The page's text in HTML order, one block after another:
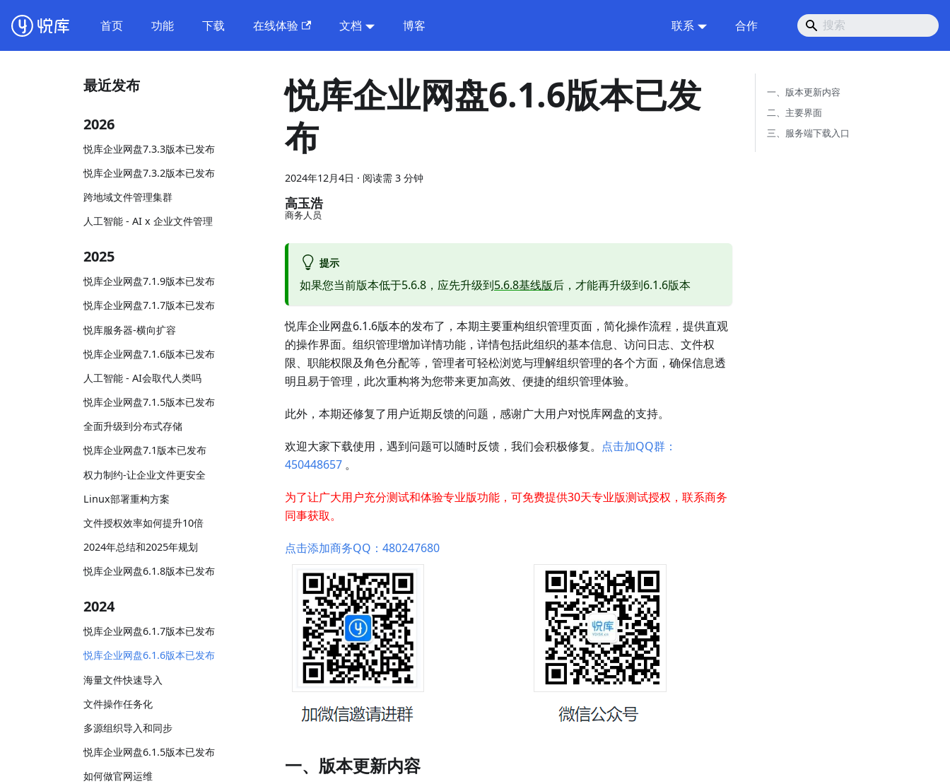
首页 功能 下载 在线体验 文档 博客 联系 合作
最近发布
2026
悦库企业网盘7.3.3版本已发布
悦库企业网盘7.3.2版本已发布
跨地域文件管理集群
人工智能 - AI x 企业文件管理
2025
悦库企业网盘7.1.9版本已发布
悦库企业网盘7.1.7版本已发布
悦库服务器-横向扩容
悦库企业网盘7.1.6版本已发布
人工智能 - AI会取代人类吗
悦库企业网盘7.1.5版本已发布
全面升级到分布式存储
悦库企业网盘7.1版本已发布
权力制约-让企业文件更安全
Linux部署重构方案
文件授权效率如何提升10倍
2024年总结和2025年规划
悦库企业网盘6.1.8版本已发布
2024
悦库企业网盘6.1.7版本已发布
悦库企业网盘6.1.6版本已发布
海量文件快速导入
文件操作任务化
多源组织导入和同步
悦库企业网盘6.1.5版本已发布
如何做官网运维
悦库企业网盘6.1.6版本已发
布
2024年12月4日 · 阅读需 3 分钟
高玉浩
商务人员
提示
如果您当前版本低于5.6.8，应先升级到5.6.8基线版后，才能再升级到6.1.6版本
悦库企业网盘6.1.6版本的发布了，本期主要重构组织管理页面，简化操作流程，提供直观
的操作界面。组织管理增加详情功能，详情包括此组织的基本信息、访问日志、文件权
限、职能权限及角色分配等，管理者可轻松浏览与理解组织管理的各个方面，确保信息透
明且易于管理，此次重构将为您带来更加高效、便捷的组织管理体验。
此外，本期还修复了用户近期反馈的问题，感谢广大用户对悦库网盘的支持。
欢迎大家下载使用，遇到问题可以随时反馈，我们会积极修复。 点击加QQ群：
450448657 。
为了让广大用户充分测试和体验专业版功能，可免费提供30天专业版测试授权，联系商务
同事获取。
点击添加商务QQ：480247680
一、版本更新内容
一、版本更新内容
二、主要界面
三、服务端下载入口